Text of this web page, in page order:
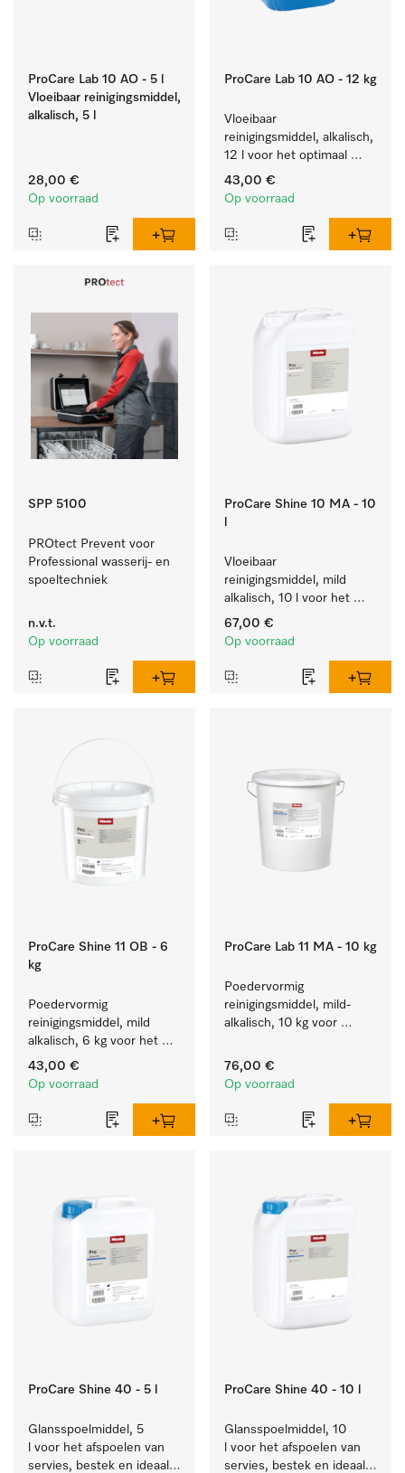
ProCare Lab 10 AO - 5 l
Vloeibaar reinigingsmiddel,
alkalisch, 5 l
28,00 €
Op voorraad
ProCare Lab 10 AO - 12 kg
Vloeibaar
reinigingsmiddel, alkalisch,
12 l voor het optimaal
behandelen van
laboratoriumhulpstukken.
43,00 €
Op voorraad
SPP 5100
PROtect Prevent voor
Professional wasserij- en
spoeltechniek
n.v.t.
Op voorraad
ProCare Shine 10 MA - 10
Vloeibaar
reinigingsmiddel, mild
alkalisch, 10 l voor het
reinigen van lichte
vervuiling op servies,
67,00 €
Op voorraad
ProCare Shine 11 OB - 6
kg
Poedervormig
reinigingsmiddel, mild
alkalisch, 6 kg voor het
reinigen van sterk vervuild
servies, bestek en glazen.
43,00 €
Op voorraad
ProCare Lab 11 MA - 10 kg
Poedervormig
reinigingsmiddel, mild-
alkalisch, 10 kg voor
machinale reiniging van
laboratoriumglaswerk en -
76,00 €
Op voorraad
ProCare Shine 40 - 5 l
Glansspoelmiddel, 5
l voor het afspoelen van
servies, bestek en ideaal
ProCare Shine 40 - 10 l
Glansspoelmiddel, 10
l voor het afspoelen van
servies, bestek en ideaal